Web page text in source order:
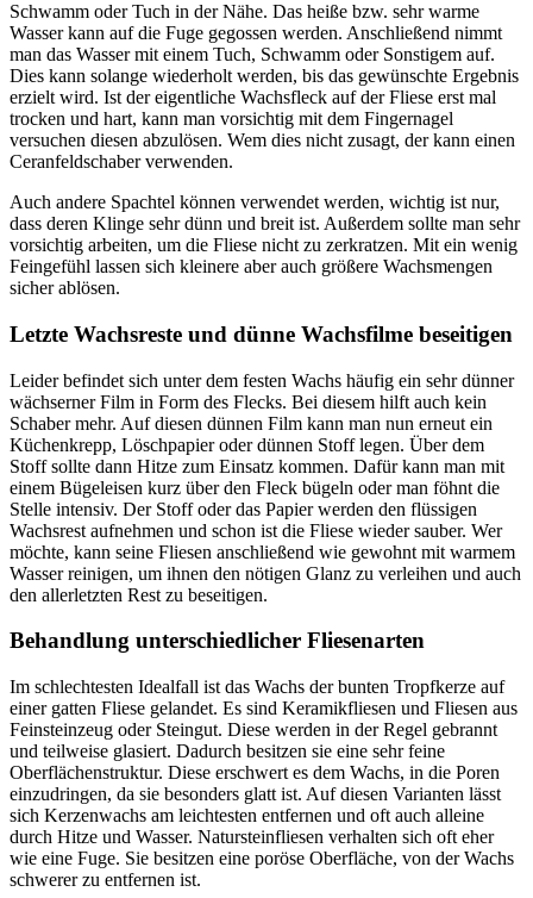
Schwamm oder Tuch in der Nähe. Das heiße bzw. sehr warme
Wasser kann auf die Fuge gegossen werden. Anschließend nimmt
man das Wasser mit einem Tuch, Schwamm oder Sonstigem auf.
Dies kann solange wiederholt werden, bis das gewünschte Ergebnis
erzielt wird. Ist der eigentliche Wachsfleck auf der Fliese erst mal
trocken und hart, kann man vorsichtig mit dem Fingernagel
versuchen diesen abzulösen. Wem dies nicht zusagt, der kann einen
Ceranfeldschaber verwenden.
Auch andere Spachtel können verwendet werden, wichtig ist nur,
dass deren Klinge sehr dünn und breit ist. Außerdem sollte man sehr
vorsichtig arbeiten, um die Fliese nicht zu zerkratzen. Mit ein wenig
Feingefühl lassen sich kleinere aber auch größere Wachsmengen
sicher ablösen.
Letzte Wachsreste und dünne Wachsfilme beseitigen
Leider befindet sich unter dem festen Wachs häufig ein sehr dünner
wächserner Film in Form des Flecks. Bei diesem hilft auch kein
Schaber mehr. Auf diesen dünnen Film kann man nun erneut ein
Küchenkrepp, Löschpapier oder dünnen Stoff legen. Über dem
Stoff sollte dann Hitze zum Einsatz kommen. Dafür kann man mit
einem Bügeleisen kurz über den Fleck bügeln oder man föhnt die
Stelle intensiv. Der Stoff oder das Papier werden den flüssigen
Wachsrest aufnehmen und schon ist die Fliese wieder sauber. Wer
möchte, kann seine Fliesen anschließend wie gewohnt mit warmem
Wasser reinigen, um ihnen den nötigen Glanz zu verleihen und auch
den allerletzten Rest zu beseitigen.
Behandlung unterschiedlicher Fliesenarten
Im schlechtesten Idealfall ist das Wachs der bunten Tropfkerze auf
einer gatten Fliese gelandet. Es sind Keramikfliesen und Fliesen aus
Feinsteinzeug oder Steingut. Diese werden in der Regel gebrannt
und teilweise glasiert. Dadurch besitzen sie eine sehr feine
Oberflächenstruktur. Diese erschwert es dem Wachs, in die Poren
einzudringen, da sie besonders glatt ist. Auf diesen Varianten lässt
sich Kerzenwachs am leichtesten entfernen und oft auch alleine
durch Hitze und Wasser. Natursteinfliesen verhalten sich oft eher
wie eine Fuge. Sie besitzen eine poröse Oberfläche, von der Wachs
schwerer zu entfernen ist.